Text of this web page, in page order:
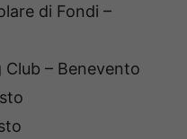
di Fondi –
Club – Benevento